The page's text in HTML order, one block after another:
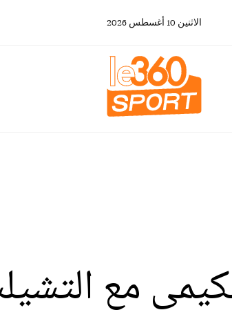
الاثنين 10 أغسطس 2026
مع